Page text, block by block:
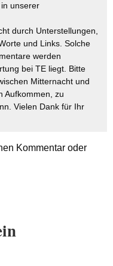
unserer
durch Unterstellungen,
und Links. Solche
werden
bei TE liegt. Bitte
Mitternacht und
Aufkommen, zu
Vielen Dank für Ihr
Kommentar oder